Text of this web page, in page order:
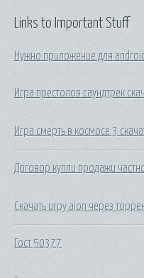
Links to Important Stuff
Нужно приложение для android
Игра престолов саундтрек
Игра смерть в космосе 3
Договор купли продажи
Скачать игру aion через
Гост 50377